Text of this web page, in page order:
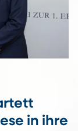
in ihre